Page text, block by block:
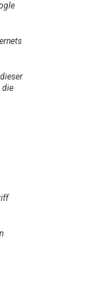
die